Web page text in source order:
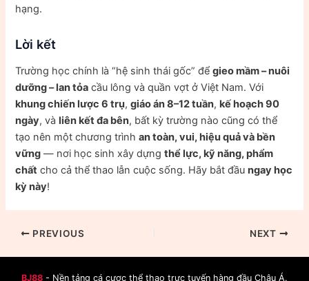
hạng.
Lời kết
Trường học chính là “hệ sinh thái gốc” đểgieo mầm – nuôi
dưỡng – lan tỏa cầu lông và quần vợt ở Việt Nam. Với
khung chiến lược 6 trụ,giáo án 8–12 tuần,kế hoạch 90
ngày, vàliên kết đa bên, bất kỳ trường nào cũng có thể
tạo nên một chương trìnhan toàn, vui, hiệu quả và bền
vững — nơi học sinh xây dựngthể lực, kỹ năng, phẩm
chất cho cả thể thao lẫn cuộc sống. Hãy bắt đầungay học
kỳ này!
PREVIOUS NEXT
BJ88 - Nền tảng cá cược thể thao trực tuyến hàng đầu Châu Á.